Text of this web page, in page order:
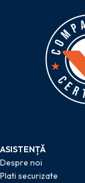
ASISTENȚĂ
Despre noi
Plati securizate